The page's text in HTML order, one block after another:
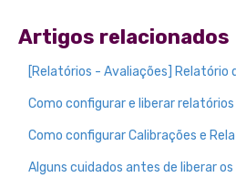
Artigos relacionados
[Relatórios - Avaliações] Relatório
Como configurar e liberar
Como configurar Calibrações e
Alguns cuidados antes de liberar